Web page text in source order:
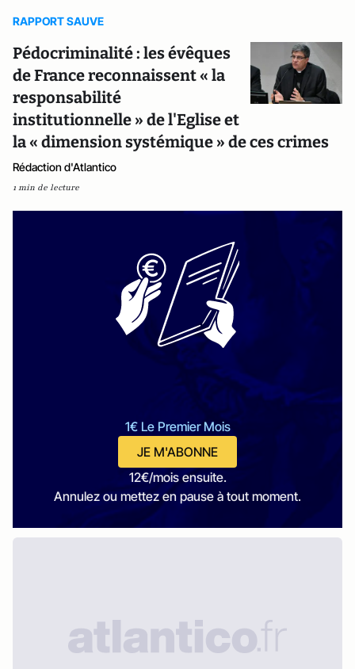
RAPPORT SAUVE
Pédocriminalité : les évêques
de France reconnaissent « la
responsabilité
institutionnelle » de l'Eglise et
la « dimension systémique » de ces crimes
Rédaction d'Atlantico
1 min de lecture
1€ Le Premier Mois
JE M'ABONNE
12€/mois ensuite.
Annulez ou mettez en pause à tout moment.